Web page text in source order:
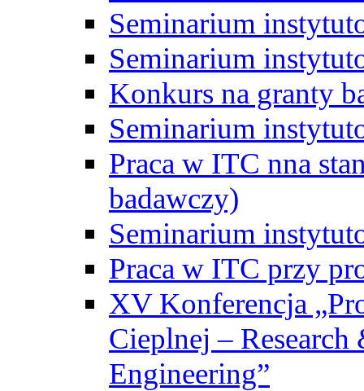
Seminarium
Seminarium
Konkurs na granty
Seminarium
Praca w ITC nna
badawczy)
Seminarium
Praca w ITC przy
XV Konferencja
Cieplnej –
Engineering”